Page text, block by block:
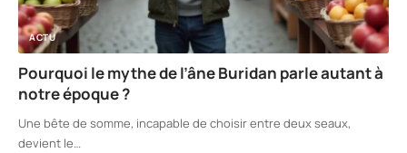
ACTU
Pourquoi le mythe de l’âne Buridan parle autant à
notre époque ?
Une bête de somme, incapable de choisir entre deux seaux,
devient le…